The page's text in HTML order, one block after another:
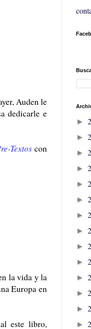
Auden le
dedicarle e
Textos con
la vida y la
Europa en
este libro,
►
►
►
►
►
►
►
►
►
►
►
►
►
►